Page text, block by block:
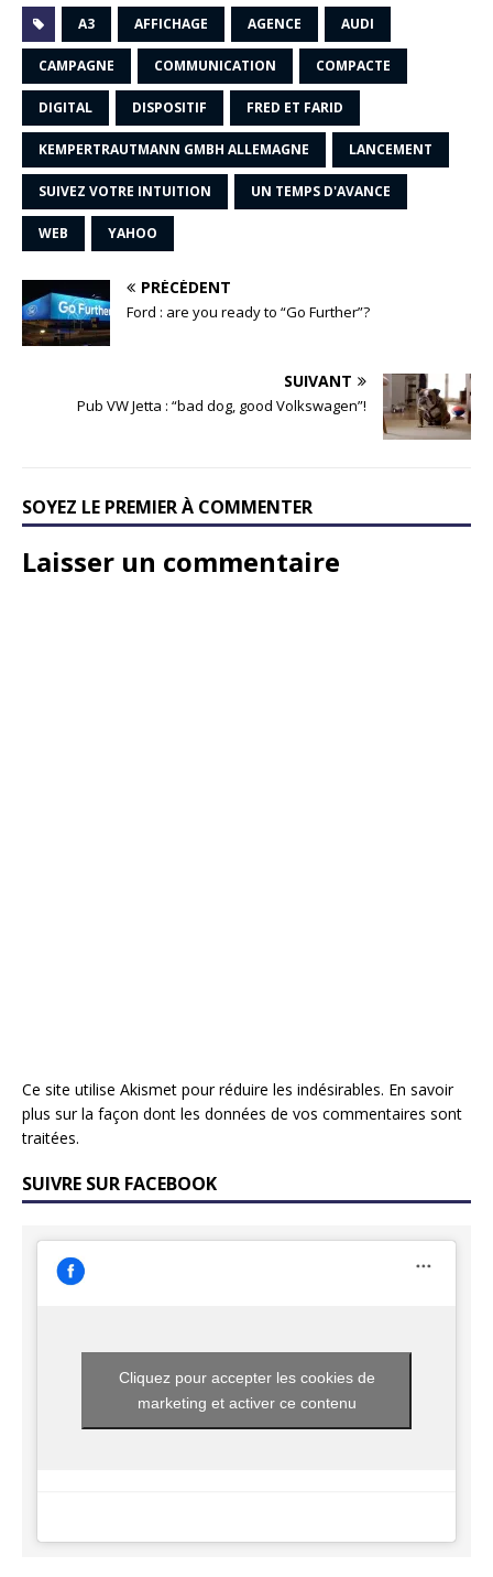
A3 AFFICHAGE AGENCE AUDI
CAMPAGNE COMMUNICATION COMPACTE
DIGITAL DISPOSITIF FRED ET FARID
KEMPERTRAUTMANN GMBH ALLEMAGNE LANCEMENT
SUIVEZ VOTRE INTUITION UN TEMPS D'AVANCE
WEB YAHOO
PRÉCÉDENT
Ford : are you ready to “Go Further”?
SUIVANT
Pub VW Jetta : “bad dog, good Volkswagen”!
SOYEZ LE PREMIER À COMMENTER
Laisser un commentaire
Ce site utilise Akismet pour réduire les indésirables. En savoir
plus sur la façon dont les données de vos commentaires sont
traitées.
SUIVRE SUR FACEBOOK
Cliquez pour accepter les cookies de
marketing et activer ce contenu